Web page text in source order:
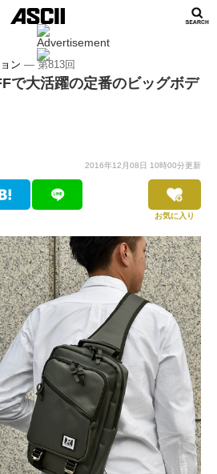
ン ― 第813回
で大活躍の定番のビッグボデ
2016年12月08日 10時00分更新
お気に入り